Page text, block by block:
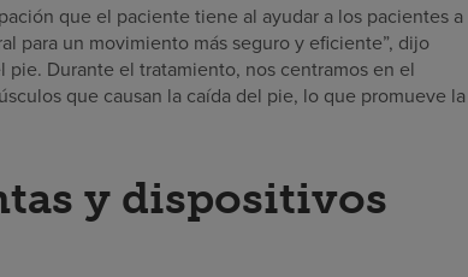
que el paciente tiene al ayudar a los pacientes a
para un movimiento más seguro y eficiente”, dijo
pie. Durante el tratamiento, nos centramos en el
que causan la caída del pie, lo que promueve la
y dispositivos